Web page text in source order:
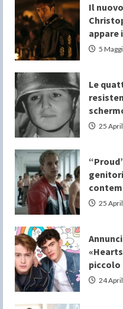
Il
appare
5
Le
25
25
piccolo
24